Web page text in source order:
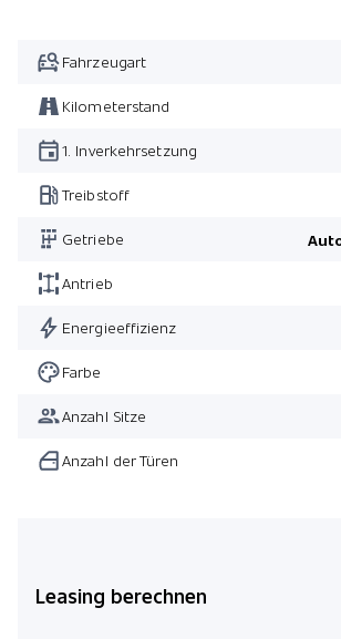
Adaptive Geschwindigkeitsregelung ACC
Sitzheizung vorne + hinten
3. Sitzreihe
Pack Winter
Pack Technik Komfort
Pack Sicht
Fahrzeugart
Kilometerstand
1. Inverkehrsetzung
Treibstoff
Getriebe
Antrieb
Energieeffizienz
Farbe
Anzahl Sitze
Anzahl der Türen
Leasing berechnen